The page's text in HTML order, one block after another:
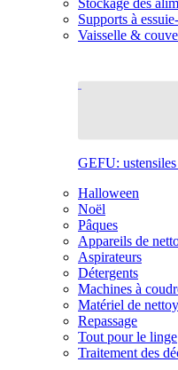
Stockage des
Supports à
Vaisselle &
GEFU:
Halloween
Noël
Pâques
Appareils de
Aspirateurs
Détergents
Machines à
Matériel de
Repassage
Tout pour le linge
Traitement des